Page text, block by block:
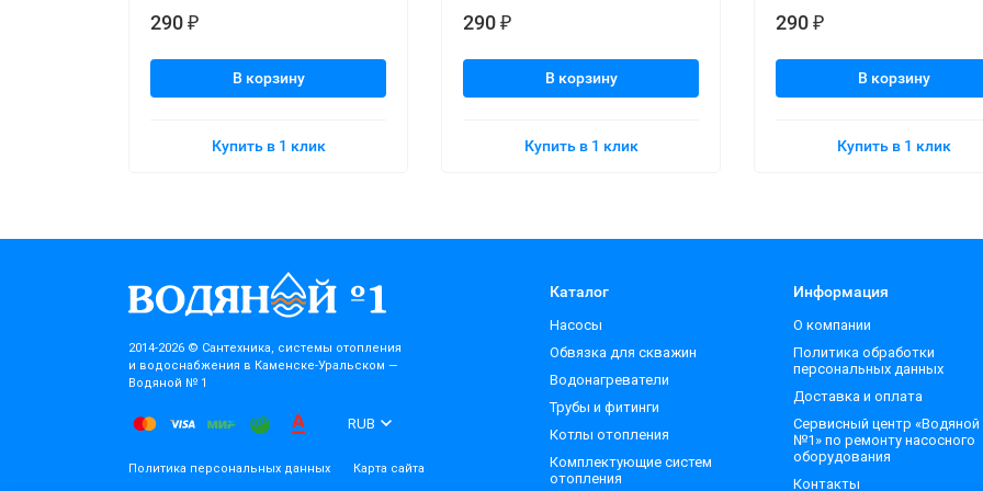
290 ₽
В корзину
Купить в 1 клик
290 ₽
В корзину
Купить в 1 клик
290 ₽
В корзину
Купить в 1 клик
2014-2026 © Cантехника, системы отопления
и водоснабжения в Каменске-Уральском —
Водяной № 1
RUB
Политика персональных данных Карта сайта
Каталог
Насосы
Обвязка для скважин
Водонагреватели
Трубы и фитинги
Котлы отопления
Комплектующие систем
отопления
Информация
О компании
Политика обработки
персональных данных
Доставка и оплата
Сервисный центр «Водяной
№1» по ремонту насосного
оборудования
Контакты